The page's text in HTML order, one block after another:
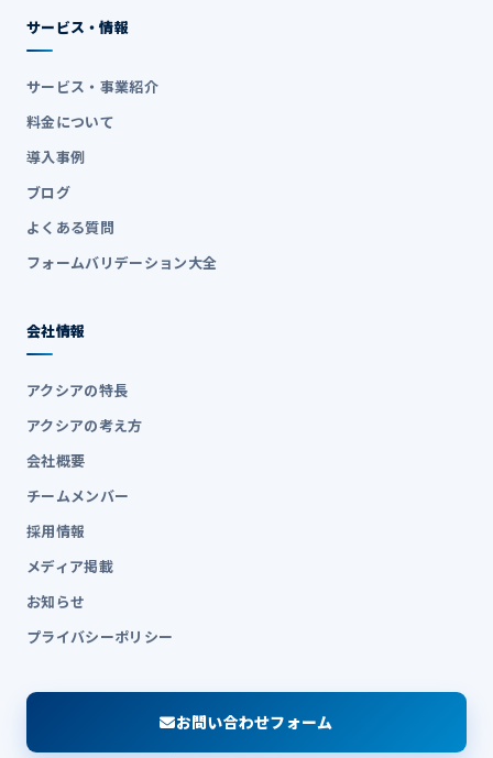
サービス・情報
サービス・事業紹介
料金について
導入事例
ブログ
よくある質問
フォームバリデーション大全
会社情報
アクシアの特長
アクシアの考え方
会社概要
チームメンバー
採用情報
メディア掲載
お知らせ
プライバシーポリシー
お問い合わせフォーム